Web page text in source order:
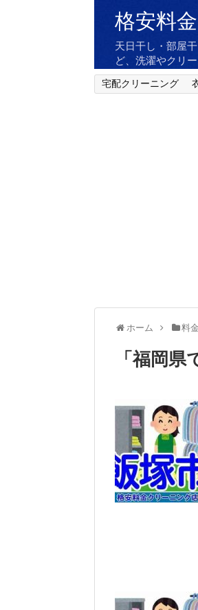
格安料
天日干し・部屋
ど、洗濯やクリ
宅配クリーニング
ホーム 料
「福岡県